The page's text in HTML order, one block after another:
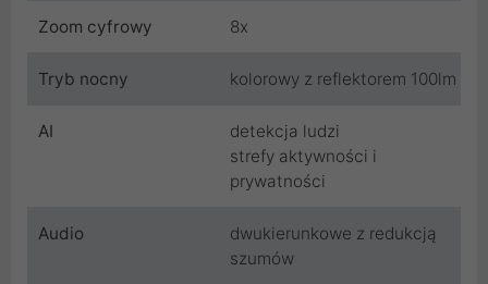
Zoom cyfrowy 8x
Tryb nocny kolorowy z reflektorem 100lm
AI
detekcja ludzi
strefy aktywności i
prywatności
Audio
dwukierunkowe z redukcją
szumów